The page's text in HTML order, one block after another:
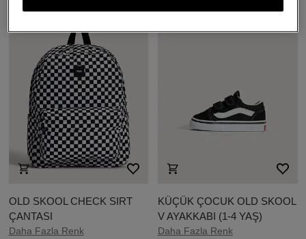
OLD SKOOL CHECK SIRT
ÇANTASI
Daha Fazla Renk
KÜÇÜK ÇOCUK OLD SKOOL
V AYAKKABI (1-4 YAŞ)
Daha Fazla Renk